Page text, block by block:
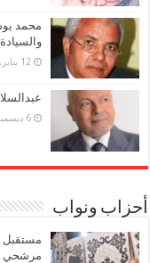
محمد
12 يناير، 2026
6 ديسمبر، 2025
أحزاب ونواب
مستقبل
مرشحي